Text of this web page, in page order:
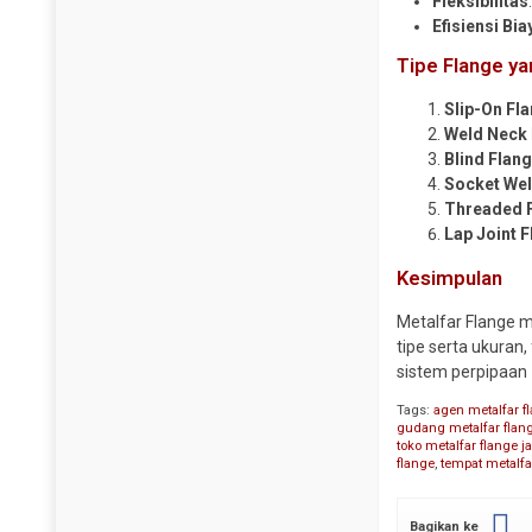
Efisiensi
Tipe Flange
Slip-On
Weld Neck
Blind
Socket
Threaded
Lap Joint
Kesimpulan
Metalfar Flange
tipe serta
sistem perpipaan
Tags:agen metalfar
gudang metalfar
toko metalfar flange
flange,tempat
Bagikan ke